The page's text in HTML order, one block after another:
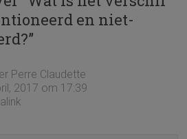
en niet-
”
Perre Claudette
2017 om 17:39